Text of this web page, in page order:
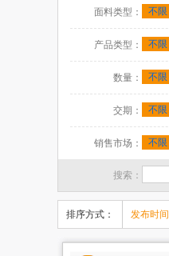
面料类型： 不限
产品类型： 不限
数量： 不限
交期： 不限
销售市场： 不限
搜索：
排序方式： 发布时间